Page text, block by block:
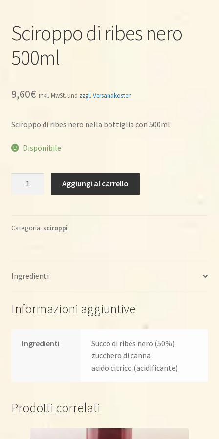
Sciroppo di ribes nero
500ml
9,60€ inkl. MwSt. und zzgl. Versandkosten
Sciroppo di ribes nero nella bottiglia con 500ml
Disponibile
500ml
Aggiungi al carrello
Categoria: sciroppi
Ingredienti
Informazioni aggiuntive
Ingredienti
Succo di ribes nero (50%)
zucchero di canna
acido citrico (acidificante)
Prodotti correlati